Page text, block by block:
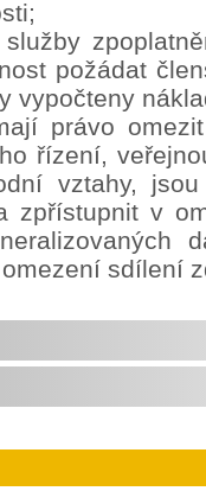
požádat
vypočteny
právo
řízení,
vztahy,
zpřístupnit v
sdílení